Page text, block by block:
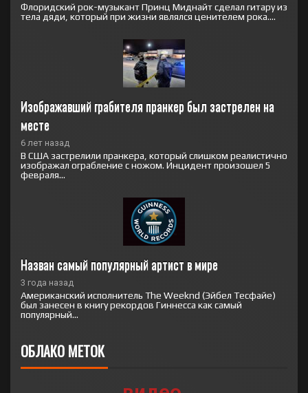
Флоридский рок-музыкант Принц Миднайт сделал гитару из
тела дяди, который при жизни являлся ценителем рока....
Изображавший грабителя пранкер был застрелен на
месте
6 лет назад
В США застрелили пранкера, который слишком реалистично
изображал ограбление с ножом. Инцидент произошел 5
февраля...
Назван самый популярный артист в мире
3 года назад
Американский исполнитель The Weeknd (Эйбел Тесфайе)
был занесен в книгу рекордов Гиннесса как самый
популярный...
ОБЛАКО МЕТОК